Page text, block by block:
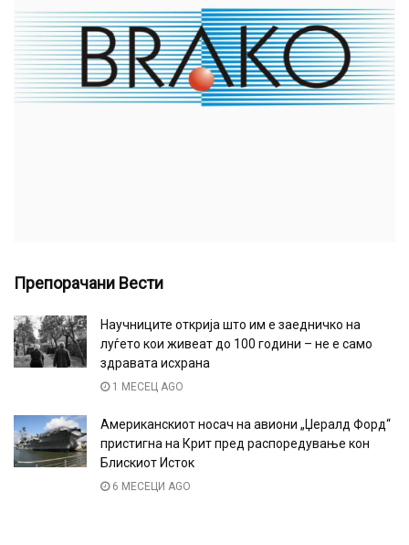
Препорачани Вести
Научниците открија што им е заедничко на
луѓето кои живеат до 100 години – не е само
здравата исхрана
1 МЕСЕЦ AGO
Американскиот носач на авиони „Џералд Форд“
пристигна на Крит пред распоредување кон
Блискиот Исток
6 МЕСЕЦИ AGO